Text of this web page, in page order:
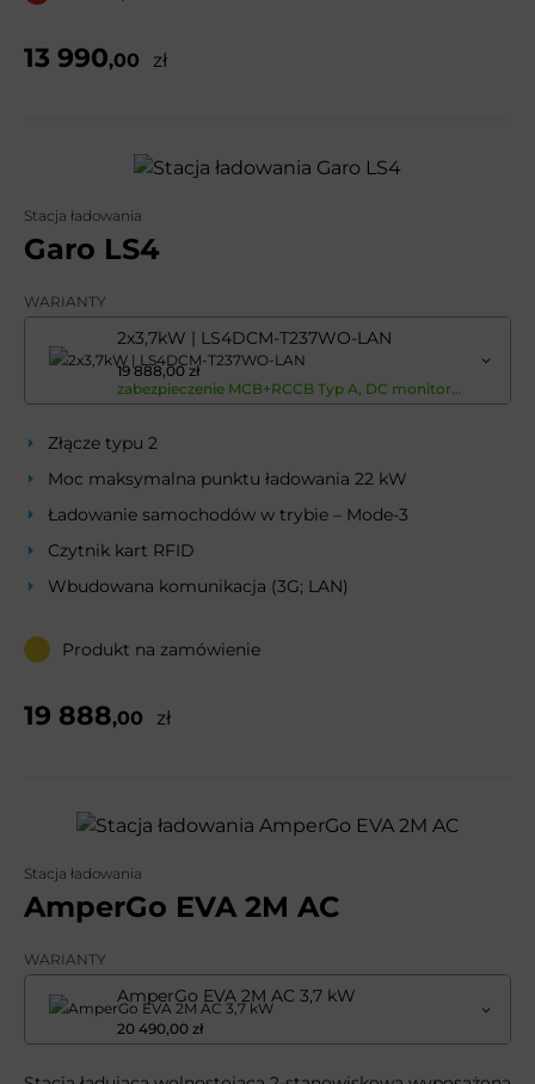
13 990,00 zł
Stacja ładowania
Garo LS4
WARIANTY
2x3,7kW | LS4DCM-T237WO-LAN
19 888,00 zł
zabezpieczenie MCB+RCCB Typ A, DC monitoring, LAN, czytnik RFiD, cold option, licznik
Złącze typu 2
Moc maksymalna punktu ładowania 22 kW
Ładowanie samochodów w trybie – Mode-3
Czytnik kart RFID
Wbudowana komunikacja (3G; LAN)
Produkt na zamówienie
19 888,00 zł
Stacja ładowania
AmperGo EVA 2M AC
WARIANTY
AmperGo EVA 2M AC 3,7 kW
20 490,00 zł